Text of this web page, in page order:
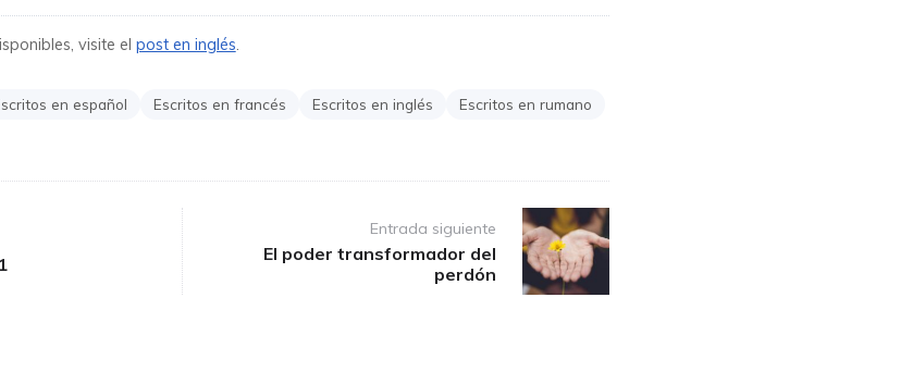
visite el post en inglés.
en español Escritos en francés Escritos en inglés Escritos en rumano
Entrada siguiente
El poder transformador del
perdón